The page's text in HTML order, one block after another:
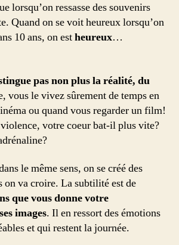
lorsqu’on ressasse des souvenirs
Quand on se voit heureux lorsqu’on
10 ans, on estheureux…
pas non plus la réalité, du
vous le vivez sûrement de temps en
ou quand vous regarder un film!
votre coeur bat-il plus vite?
le même sens, on se créé des
on va croire. La subtilité est de
que vous donne votre
images. Il en ressort des émotions
et qui restent la journée.